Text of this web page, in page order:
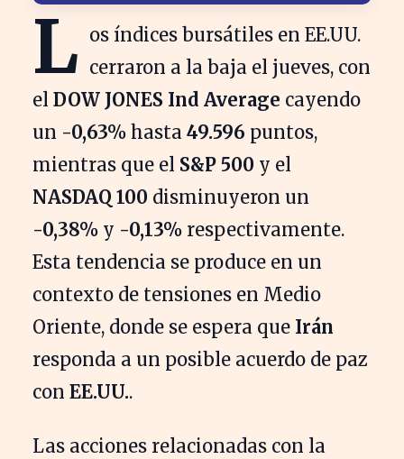
L os índices bursátiles en EE.UU.
cerraron a la baja el jueves, con
el DOW JONES Ind Average cayendo
un -0,63% hasta 49.596 puntos,
mientras que el S&P 500 y el
NASDAQ 100 disminuyeron un
-0,38% y -0,13% respectivamente.
Esta tendencia se produce en un
contexto de tensiones en Medio
Oriente, donde se espera que Irán
responda a un posible acuerdo de paz
con EE.UU..
Las acciones relacionadas con la